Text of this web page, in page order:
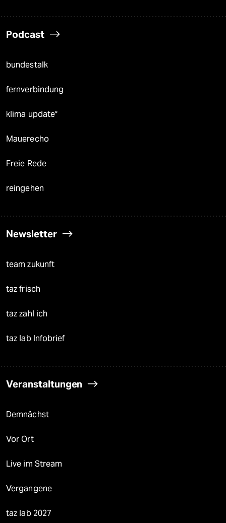
Podcast
bundestalk
fernverbindung
klima update°
Mauerecho
Freie Rede
reingehen
Newsletter
team zukunft
taz frisch
taz zahl ich
taz lab Infobrief
Veranstaltungen
Demnächst
Vor Ort
Live im Stream
Vergangene
taz lab 2027